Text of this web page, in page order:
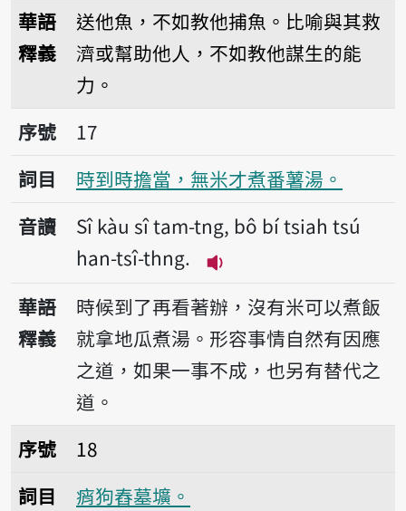
華語
釋義
送他魚，不如教他捕魚。比喻與其救
濟或幫助他人，不如教他謀生的能
力。
序號17時到時擔當，無米才煮番薯湯。
序號
17
詞目
時到時擔當，無米才煮番薯湯。
音讀
Sî kàu sî tam-tng, bô bí tsiah tsú
han-tsî-thng.
播放音讀Sî kàu sî
華語
釋義
時候到了再看著辦，沒有米可以煮飯
就拿地瓜煮湯。形容事情自然有因應
之道，如果一事不成，也另有替代之
道。
序號18痟狗舂墓壙。
序號
18
詞目
痟狗舂墓壙。